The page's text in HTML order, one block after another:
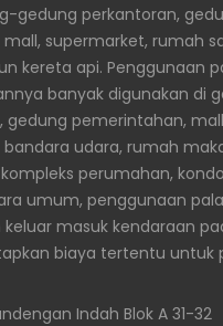
gedung perkantoran,
supermarket, rumah
kereta api. Penggunaan
banyak digunakan di
gedung pemerintahan,
udara, rumah
perumahan,
umum, penggunaan
masuk kendaraan
biaya tertentu untuk
Indah Blok A 31-32